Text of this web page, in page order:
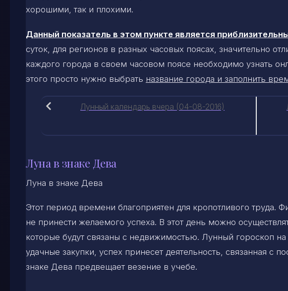
хорошими, так и плохими.
Данный показатель в этом пункте является
суток, для регионов в разных часовых поясах, значительно
каждого города в своем часовом поясе необходимо узнать
этого просто нужно выбрать название города и заполнить
Лунный календарь вчера (04-08-2016)
Луна в знаке Дева
Луна в знаке Дева
Этот период времени благоприятен для кропотливого труда.
не принести желаемого успеха. В этот день можно
которые будут связаны с недвижимостью. Лунный гороскоп
удачные закупки, успех принесет деятельность, связанная с
знаке Дева предвещает везение в учебе.